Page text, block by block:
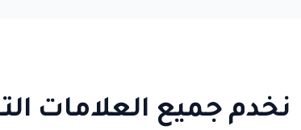
نخدم جميع العلامات